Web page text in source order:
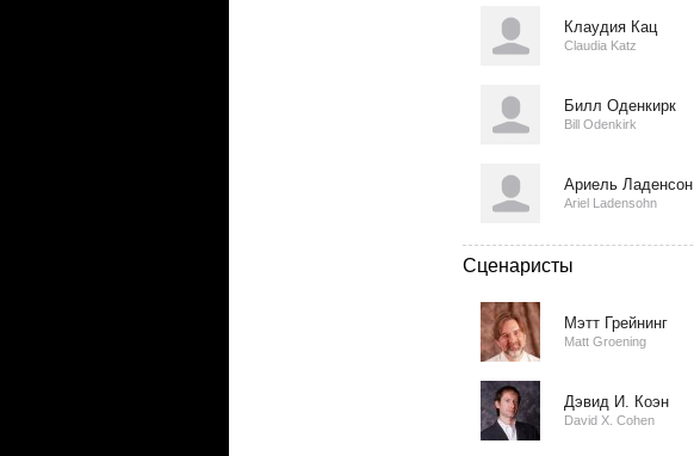
Клаудия Кац
Claudia Katz
Билл Оденкирк
Bill Odenkirk
Ариель Ладенсон
Ariel Ladensohn
Сценаристы
Мэтт Грейнинг
Matt Groening
Дэвид И. Коэн
David X. Cohen